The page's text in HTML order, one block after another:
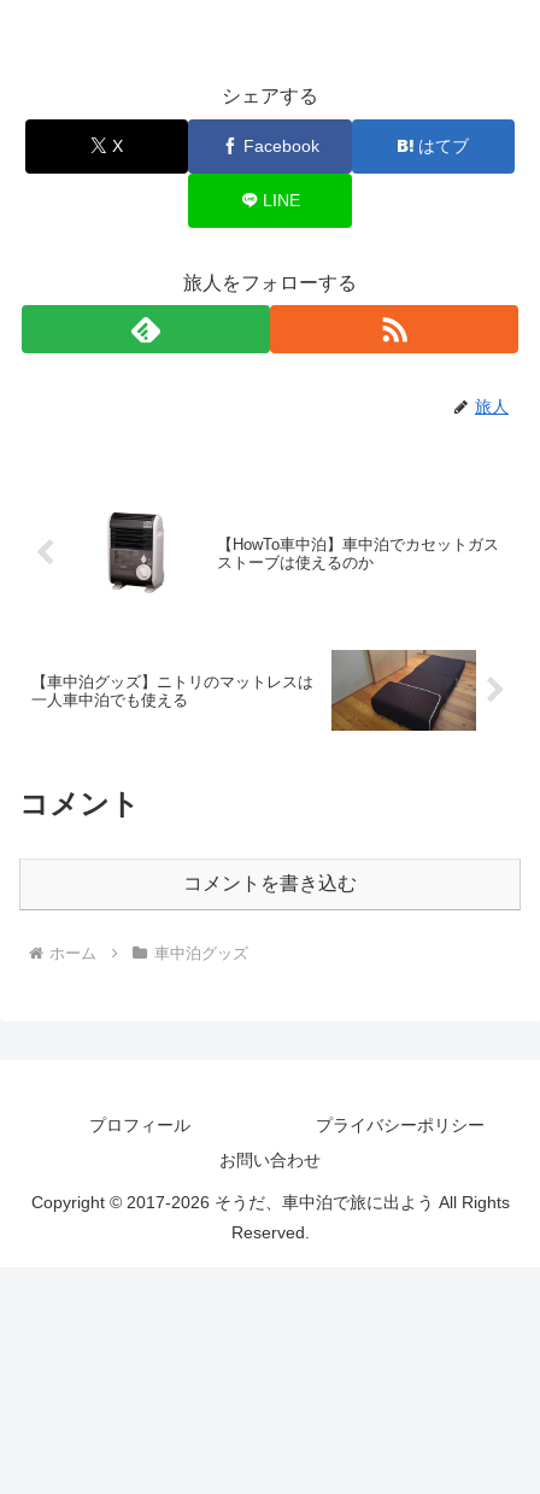
シェアする
X Facebook はてブ
LINE
旅人をフォローする
旅人
【HowTo車中泊】車中泊でカセットガス
ストーブは使えるのか
【車中泊グッズ】ニトリのマットレスは
一人車中泊でも使える
コメント
コメントを書き込む
ホーム 車中泊グッズ
プロフィール
プライバシーポリシー
お問い合わせ
Copyright © 2017-2026 そうだ、車中泊で旅に出よう All Rights
Reserved.